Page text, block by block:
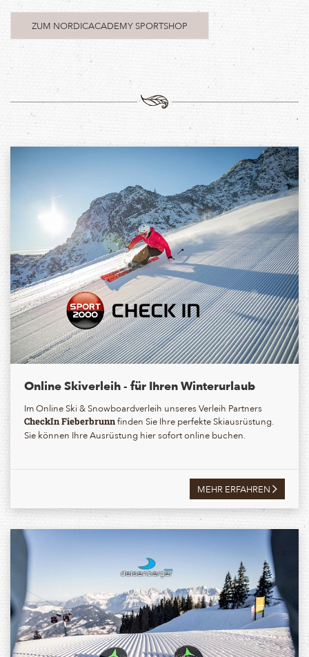
ZUM NORDICACADEMY SPORTSHOP
Online Skiverleih - für Ihren Winterurlaub
Im Online Ski & Snowboardverleih unseres Verleih Partners
CheckIn Fieberbrunnfinden Sie Ihre perfekte Skiausrüstung.
Sie können Ihre Ausrüstung hier sofort online buchen.
MEHR ERFAHREN